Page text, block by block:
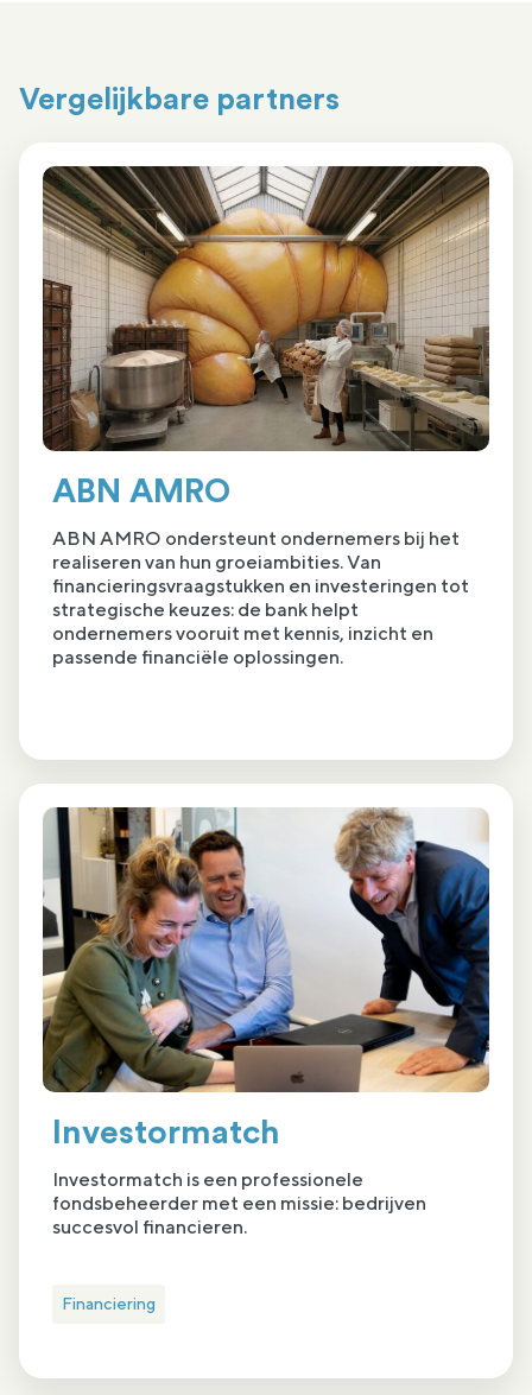
Vergelijkbare partners
ABN AMRO
ABN AMRO ondersteunt ondernemers bij het
realiseren van hun groeiambities. Van
financieringsvraagstukken en investeringen tot
strategische keuzes: de bank helpt
ondernemers vooruit met kennis, inzicht en
passende financiële oplossingen.
Investormatch
Investormatch is een professionele
fondsbeheerder met een missie: bedrijven
succesvol financieren.
Financiering